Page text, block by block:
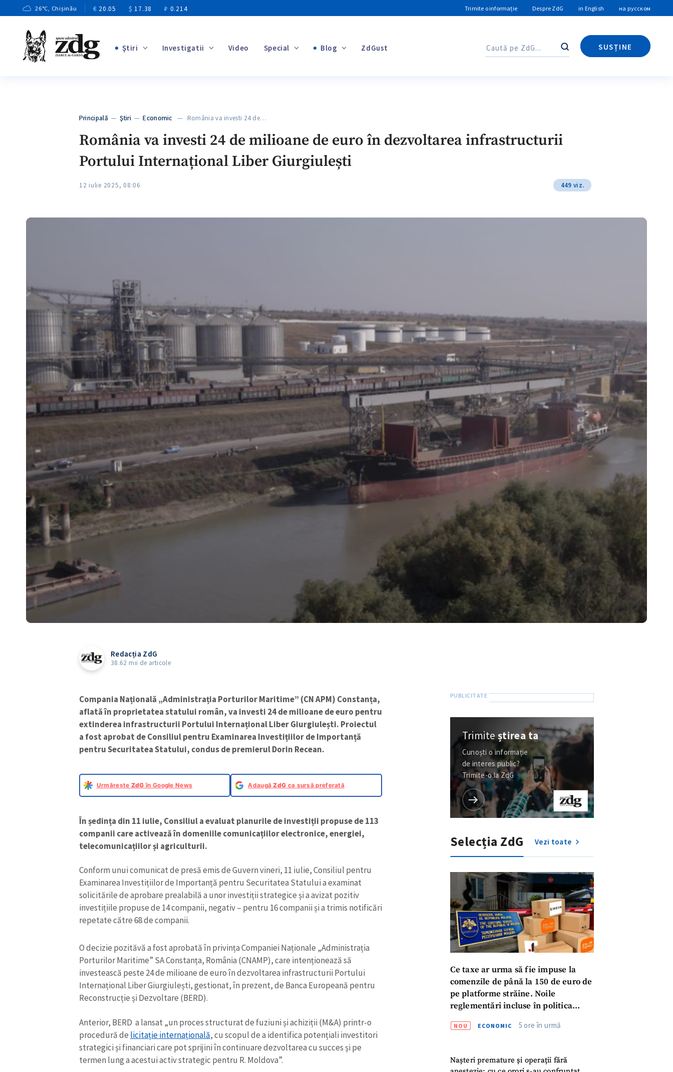
26°C, Chișinău € 20.05 $ 17.38 ₽ 0.214 Trimite o informație Despre ZdG in English на русском
Ştiri Investigatii Video Special Blog ZdGust Caută
SUSȚINE
Caută
Principală —Ştiri —Economic — România va investi 24 de…
România va investi 24 de milioane de euro în dezvoltarea infrastructurii
Portului Internațional Liber Giurgiulești
12 iulie 2025, 08:06 449 viz.
Redacția ZdG
38.62 mii de articole
Compania Națională „Administrația Porturilor Maritime” (CN APM) Constanța,
aflată în proprietatea statului român, va investi 24 de milioane de euro pentru
extinderea infrastructurii Portului Internațional Liber Giurgiulești. Proiectul
a fost aprobat de Consiliul pentru Examinarea Investițiilor de Importanță
pentru Securitatea Statului, condus de premierul Dorin Recean.
Urmărește ZdG în Google News AdaugăZdG ca sursă preferată
În ședința din 11 iulie, Consiliul a evaluat planurile de investiții propuse de 113
companii care activează în domeniile comunicațiilor electronice, energiei,
telecomunicațiilor și agriculturii.
Conform unui comunicat de presă emis de Guvern vineri, 11 iulie, Consiliul pentru
Examinarea Investițiilor de Importanță pentru Securitatea Statului a examinat
solicitările de aprobare prealabilă a unor investiții strategice și a avizat pozitiv
investițiile propuse de 14 companii, negativ – pentru 16 companii și a trimis notificări
repetate către 68 de companii.
O decizie pozităvă a fost aprobată în privința Companiei Naționale „Administrația
Porturilor Maritime” SA Constanța, România (CNAMP), care intenționează să
investească peste 24 de milioane de euro în dezvoltarea infrastructurii Portului
Internațional Liber Giurgiulești, gestionat, în prezent, de Banca Europeană pentru
Reconstrucție și Dezvoltare (BERD).
Anterior, BERD a lansat „un proces structurat de fuziuni și achiziții (M&A) printr-o
procedură de licitație internațională, cu scopul de a identifica potențiali investitori
strategici și financiari care pot sprijini în continuare dezvoltarea cu succes și pe
termen lung a acestui activ strategic pentru R. Moldova”.
Trimiteștirea ta
Cunoști o informație
de interes public?
Trimite-o la ZdG
Selecția ZdG Vezi toate
Ce taxe ar urma să fie impuse la
comenzile de până la 150 de euro de
pe platforme străine. Noile
reglementări incluse în politica
NOU ECONOMIC 5 ore în urmă
Nașteri premature și operații fără
ȘTIREA MEA